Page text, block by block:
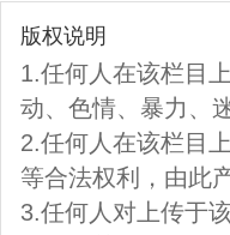
版权说明
1.任何人在该栏目
动、色情、暴力、
2.任何人在该栏目
等合法权利，由此
3.任何人对上传于